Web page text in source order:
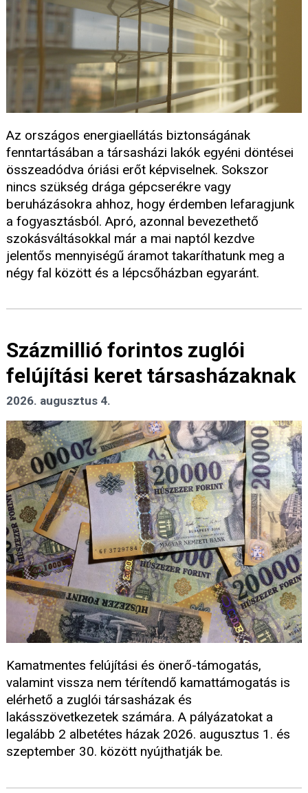
Az országos energiaellátás biztonságának
fenntartásában a társasházi lakók egyéni döntései
összeadódva óriási erőt képviselnek. Sokszor
nincs szükség drága gépcserékre vagy
beruházásokra ahhoz, hogy érdemben lefaragjunk
a fogyasztásból. Apró, azonnal bevezethető
szokásváltásokkal már a mai naptól kezdve
jelentős mennyiségű áramot takaríthatunk meg a
négy fal között és a lépcsőházban egyaránt.
Százmillió forintos zuglói
felújítási keret társasházaknak
2026. augusztus 4.
Kamatmentes felújítási és önerő-támogatás,
valamint vissza nem térítendő kamattámogatás is
elérhető a zuglói társasházak és
lakásszövetkezetek számára. A pályázatokat a
legalább 2 albetétes házak 2026. augusztus 1. és
szeptember 30. között nyújthatják be.